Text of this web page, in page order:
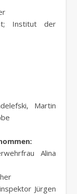
Institut der
Martin
Alina
Jürgen